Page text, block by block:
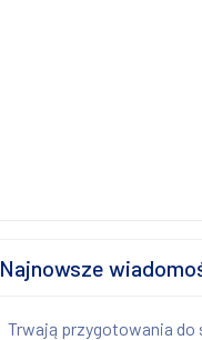
Najnowsze
Trwają przygotowania do